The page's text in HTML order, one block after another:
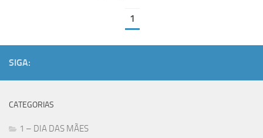
1
SIGA:
CATEGORIAS
1 – DIA DAS MÃES